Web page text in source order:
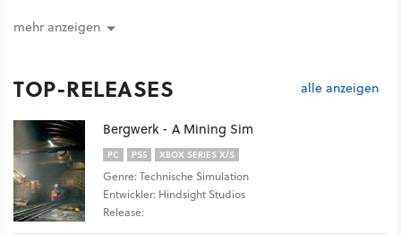
mehr anzeigen
TOP-RELEASES alle anzeigen
Bergwerk - A Mining Sim
PC PS5 XBOX SERIES X/S
Genre: Technische Simulation
Entwickler: Hindsight Studios
Release: